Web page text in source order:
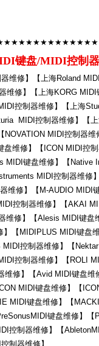
键盘/MIDI控制
维修】【上海Roland
维修】【上海KORG
控制器维修】【上海
MIDI控制器维修】【
MIDI控制器
盘维修】【ICON MIDI控
MIDI键盘维修】【
MIDI控制器维修
维修】【M-AUDIO
控制器维修】【AKAI
维修】【Alesis MIDI键
【MIDIPLUS MIDI键盘
控制器维修】【
控制器维修】【ROLI
维修】【Avid MIDI键盘
MIDI键盘维修】【
MIDI键盘维修】【
键盘维修】【
控制器维修】【
制器维修】